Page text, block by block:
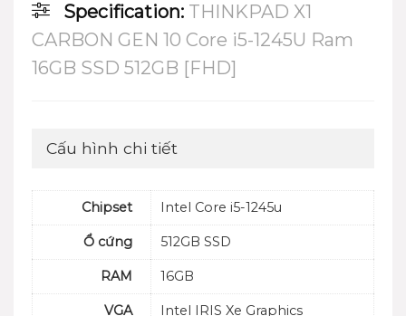
Specification: THINKPAD X1
CARBON GEN 10 Core i5-1245U Ram
16GB SSD 512GB [FHD]
Cấu hình chi tiết
Chipset Intel Core i5-1245u
Ổ cứng 512GB SSD
RAM 16GB
VGA Intel IRIS Xe Graphics